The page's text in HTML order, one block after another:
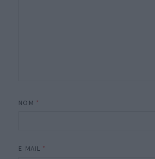
NOM *
E-MAIL *